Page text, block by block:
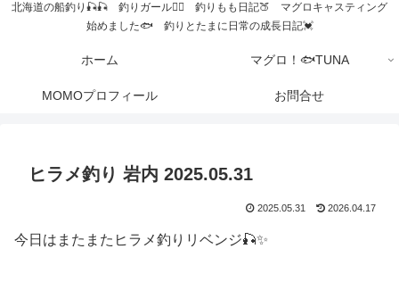
北海道の船釣り🎣🎣 釣りガール💁‍♀️ 釣りもも日記🍑 マグロキャスティング
始めました🐟 釣りとたまに日常の成長日記💓
ホーム マグロ！🐟TUNA
MOMOプロフィール お問合せ
ヒラメ釣り 岩内 2025.05.31
2025.05.31 2026.04.17
今日はまたまたヒラメ釣りリベンジ🎣✨